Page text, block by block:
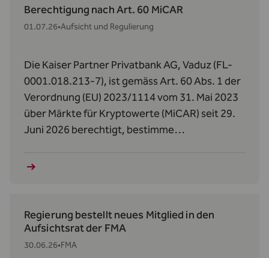
Berechtigung nach Art. 60 MiCAR
01.07.26•Aufsicht und Regulierung
Die Kaiser Partner Privatbank AG, Vaduz (FL-
0001.018.213-7), ist gemäss Art. 60 Abs. 1 der
Verordnung (EU) 2023/1114 vom 31. Mai 2023
über Märkte für Kryptowerte (MiCAR) seit 29.
Juni 2026 berechtigt, bestimme
Regierung bestellt neues Mitglied in den
Aufsichtsrat der FMA
30.06.26•FMA